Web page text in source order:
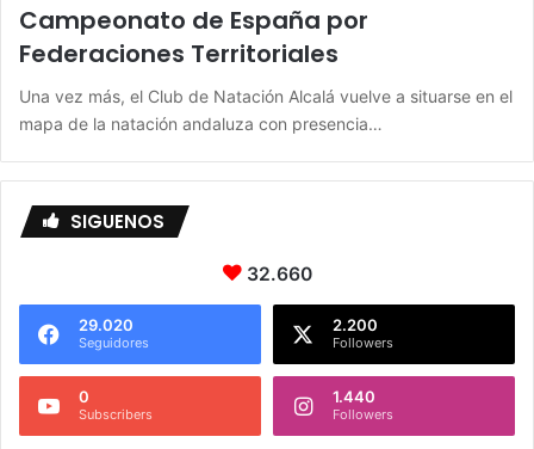
Campeonato de España por
Federaciones Territoriales
Una vez más, el Club de Natación Alcalá vuelve a situarse en el
mapa de la natación andaluza con presencia…
SIGUENOS
32.660
29.020
Seguidores
2.200
Followers
0
Subscribers
1.440
Followers